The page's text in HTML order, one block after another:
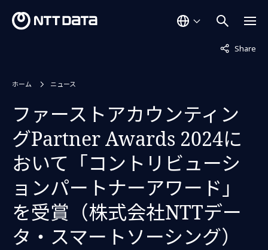
Share
非表示中
ホーム ニュース
ファーストアカウンティン
グPartner Awards 2024に
おいて「コントリビューシ
ョンパートナーアワード」
を受賞（株式会社NTTデー
タ・スマートソーシング）